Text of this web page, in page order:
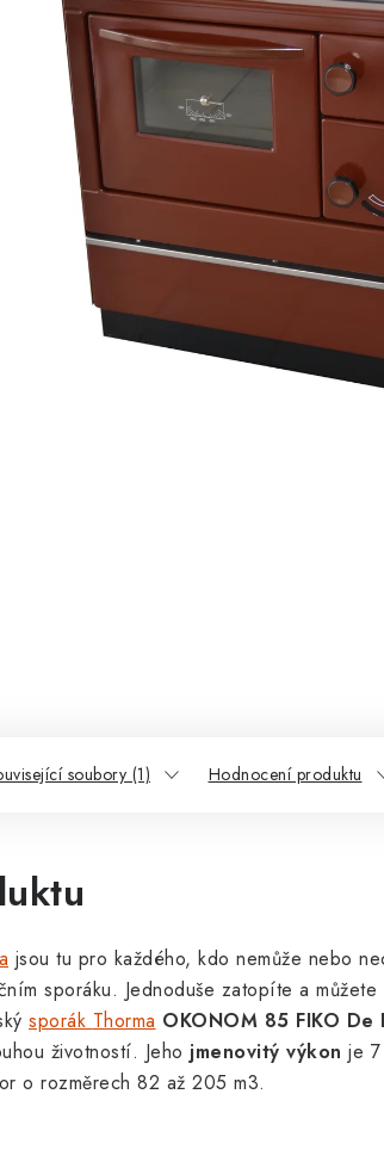
soubory (1) Hodnocení produktu
jsou tu pro každého, kdo nemůže nebo
sporáku. Jednoduše zatopíte a
sporák Thorma OKONOM 85 FIKO De
životností. Jeho jmenovitý výkon je
o rozměrech 82 až 205 m3.